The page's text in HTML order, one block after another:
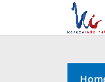
content